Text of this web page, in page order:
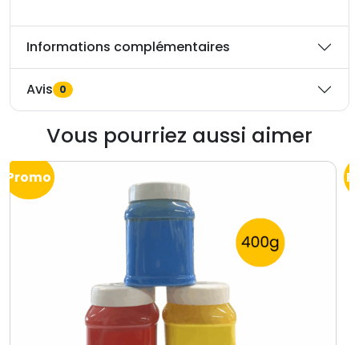
Informations complémentaires
Avis 0
Vous pourriez aussi aimer
Promo